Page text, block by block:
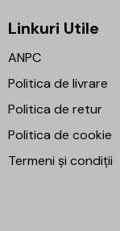
Linkuri Utile
ANPC
Politica de livrare
Politica de retur
Politica de cookie
Termeni și condiții